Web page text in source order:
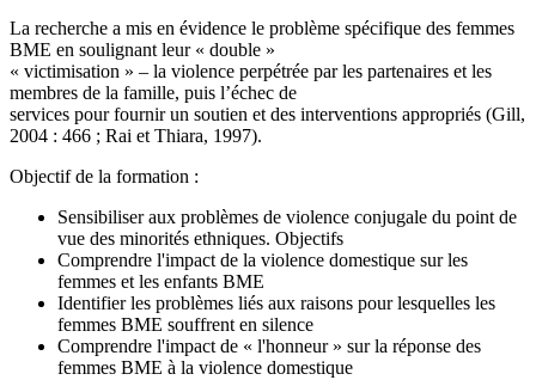
La recherche a mis en évidence le problème spécifique des femmes
BME en soulignant leur « double »
« victimisation » – la violence perpétrée par les partenaires et les
membres de la famille, puis l’échec de
services pour fournir un soutien et des interventions appropriés (Gill,
2004 : 466 ; Rai et Thiara, 1997).
Objectif de la formation :
Sensibiliser aux problèmes de violence conjugale du point de
vue des minorités ethniques. Objectifs
Comprendre l'impact de la violence domestique sur les
femmes et les enfants BME
Identifier les problèmes liés aux raisons pour lesquelles les
femmes BME souffrent en silence
Comprendre l'impact de « l'honneur » sur la réponse des
femmes BME à la violence domestique